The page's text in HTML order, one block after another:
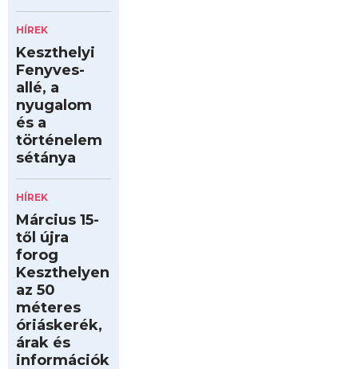
HÍREK
Keszthelyi
Fenyves-
allé, a
nyugalom
és a
történelem
sétánya
HÍREK
Március 15-
től újra
forog
Keszthelyen
az 50
méteres
óriáskerék,
árak és
információk